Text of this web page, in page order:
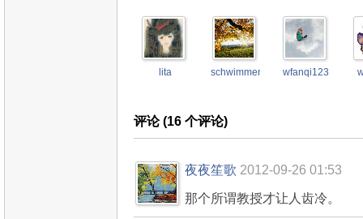
lita schwimmengool wfanqi123
评论 (16 个评论)
夜夜笙歌 2012-09-26 01:53
那个所谓教授才让人齿冷。